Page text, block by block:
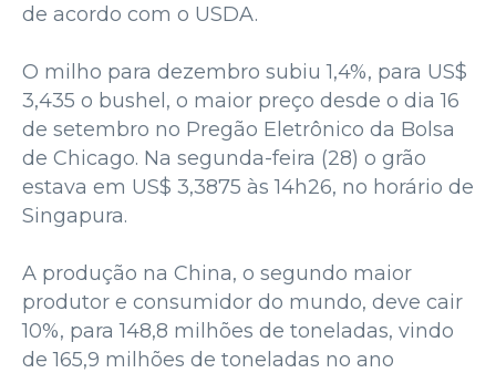
de acordo com o USDA.
O milho para dezembro subiu 1,4%, para US$
3,435 o bushel, o maior preço desde o dia 16
de setembro no Pregão Eletrônico da Bolsa
de Chicago. Na segunda-feira (28) o grão
estava em US$ 3,3875 às 14h26, no horário de
Singapura.
A produção na China, o segundo maior
produtor e consumidor do mundo, deve cair
10%, para 148,8 milhões de toneladas, vindo
de 165,9 milhões de toneladas no ano